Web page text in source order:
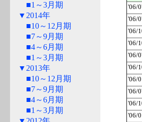
■1～3月期
▼2014年
■10～12月期
■7～9月期
■4～6月期
■1～3月期
▼2013年
■10～12月期
■7～9月期
■4～6月期
■1～3月期
'06/
'06/
'06/
'06/
'06/
'06/
'06/
'06/
'06/
'06/